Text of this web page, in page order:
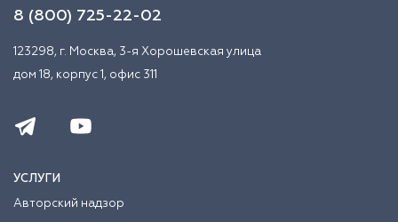
8 (800) 725-22-02
123298, г. Москва, 3-я Хорошевская улица
дом 18, корпус 1, офис 311
УСЛУГИ
Авторский надзор